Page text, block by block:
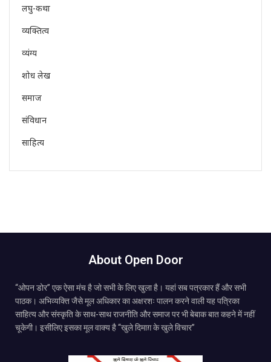
लघु-कथा
व्यक्तित्व
व्यंग्य
शोध लेख
समाज
संविधान
साहित्य
About Open Door
“ओपन डोर” एक ऐसा मंच है जो सभी के लिए खुला है। यहां सब पत्रकार हैं और सभी
पाठक। अभिव्यक्ति जैसे मूल अधिकार का अक्षरशः पालन करने वाली यह पत्रिका
साहित्य और संस्कृति के साथ-साथ राजनीति और समाज पर भी बेबाक बात कहने में नहीं
चूकेगी। इसीलिए इसका मूल वाक्य है “खुले दिमाग़ के खुले विचार”